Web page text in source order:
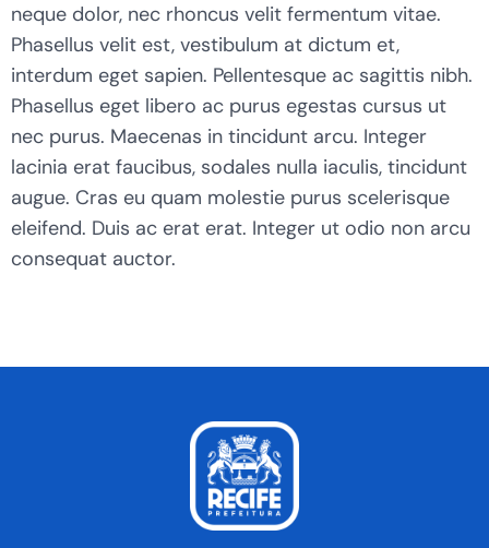
neque dolor, nec rhoncus velit fermentum vitae.
Phasellus velit est, vestibulum at dictum et,
interdum eget sapien. Pellentesque ac sagittis nibh.
Phasellus eget libero ac purus egestas cursus ut
nec purus. Maecenas in tincidunt arcu. Integer
lacinia erat faucibus, sodales nulla iaculis, tincidunt
augue. Cras eu quam molestie purus scelerisque
eleifend. Duis ac erat erat. Integer ut odio non arcu
consequat auctor.